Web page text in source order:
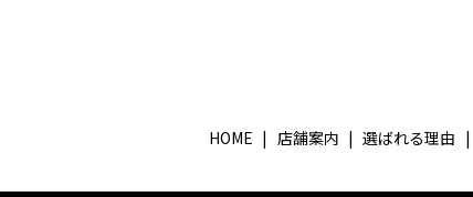
HOME 店舗案内 選ばれる理由